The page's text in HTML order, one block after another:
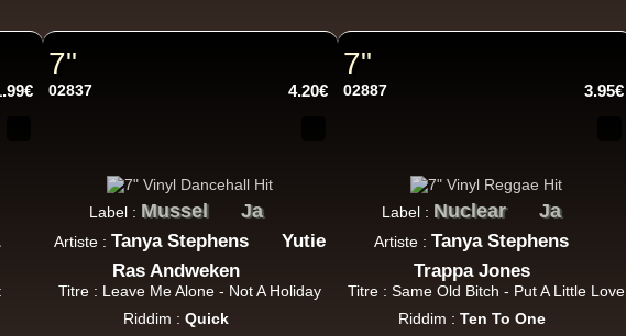
Much Problems - Dub Version
Yorke Co Operators
Dead - Dub On Cable Street
11.95€
7"
02837 4.20€
Label : Mussel Ja
Artiste :Tanya Stephens
Yutie
Ras Andweken
Titre : Leave Me Alone - Not A Holiday
Riddim : Quick
7"
02887 3.95€
Label : Nuclear Ja
Artiste :Tanya Stephens
Trappa Jones
Titre : Same Old Bitch - Put A Little Love
Riddim : Ten To One